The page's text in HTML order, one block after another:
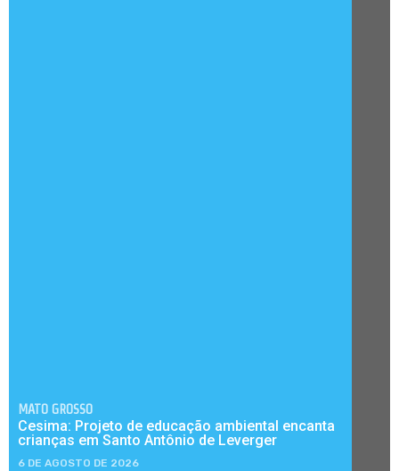
MATO GROSSO
Cesima: Projeto de educação ambiental encanta
crianças em Santo Antônio de Leverger
6 DE AGOSTO DE 2026